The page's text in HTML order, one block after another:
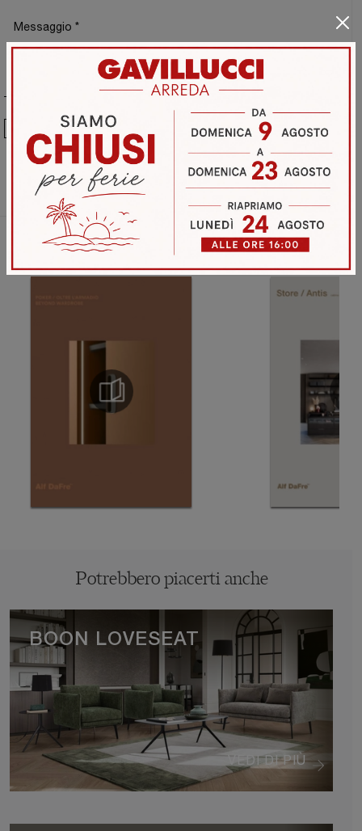
Sfoglia i cataloghi
Ho preso visione della Privacy Policy
Potrebbero piacerti anche
VEDI DI PIÙ
BOON LOVESEAT